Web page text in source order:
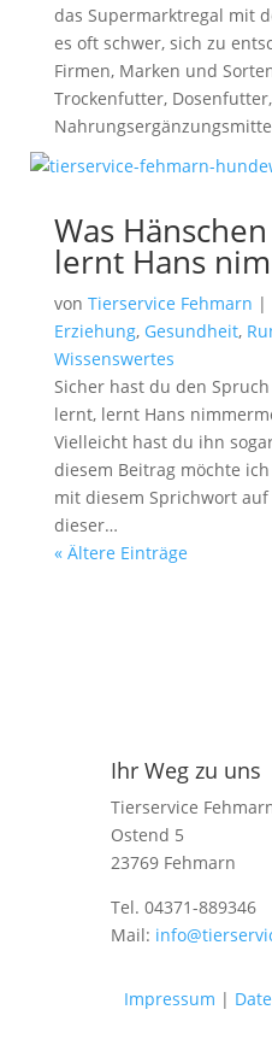
das Supermarktregal mit
es oft schwer, sich zu
Firmen, Marken und
Trockenfutter, Dosenfutter,
Was
lernt Hans
von Tierservice Fehmarn |
Erziehung, Gesundheit,
Wissenswertes
Sicher hast du den
lernt, lernt Hans
Vielleicht hast du ihn
diesem Beitrag möchte
mit diesem Sprichwort
dieser…
« Ältere Einträge
Ihr Weg zu uns
Tierservice
Ostend 5
23769 Fehmarn
Tel. 04371-889346
Mail:
Impressum |